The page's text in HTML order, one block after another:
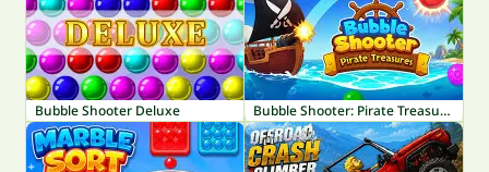
Bubble Shooter Deluxe Bubble Shooter: Pirate Treasures